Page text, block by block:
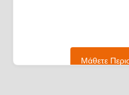
χεριού και
ασθενείς στην Κλινική
Μάθετε